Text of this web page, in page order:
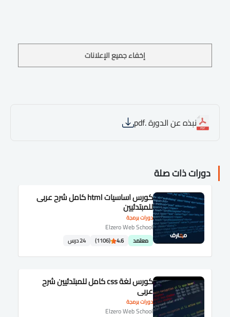
إخفاء جميع الإعلانات
نبذه عن الدورة .pdf
دورات ذات صلة
دورات برمجة
كورس اساسيات html كامل شرح عربى
للمبتدئيين
Elzero Web School
معتمد 4.6
(1106) 24 درس
دورات برمجة
كورس لغة css كامل للمبتدئيين شرح
عربى
Elzero Web School